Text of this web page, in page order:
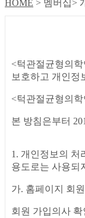
HOME > 멤버십>
<턱관절균형의
보호하고 개인정
<턱관절균형의
본 방침은부터
1. 개인정보의 처
용도로는 사용되
가. 홈페이지 회
회원 가입의사